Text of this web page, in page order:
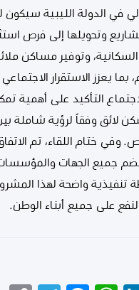
في الدولة الليبية سيكون
وتحويلها إلى فرص
وتوفير مساكن
بما يعزز الاستقرار
التأكيد على أهمية
لائق وفقاً لرؤية شاملة
وفي ختام اللقاء، تم
جميع الجهات والمؤسسات
واضحة لهذا
على جميع أبناء الوطن.